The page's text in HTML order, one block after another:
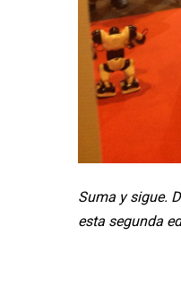
Suma y sigue.
esta segunda